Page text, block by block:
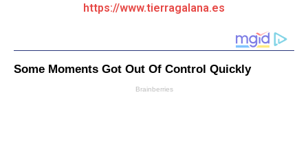
https://www.tierragalana.es